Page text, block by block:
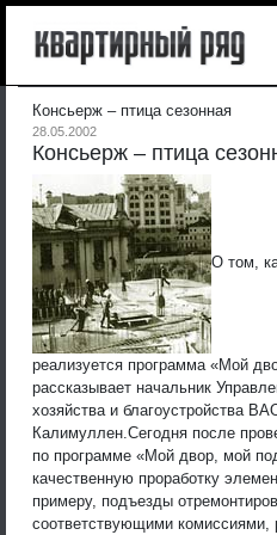
Консьерж – птица сезонная
28.05.2002
Консьерж – птица
О том,
реализуется программа «Мой
рассказывает начальник
хозяйства и благоустройства
Калимуллен. Сегодня после
по программе «Мой двор, мой
качественную проработку
примеру, подъезды
соответствующими комиссиями,